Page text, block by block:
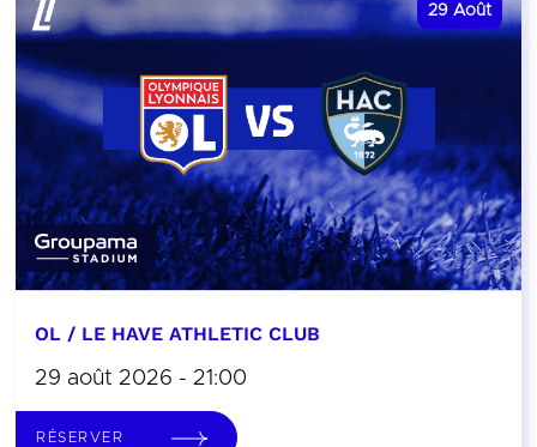
29 Août
OL / LE HAVE ATHLETIC CLUB
29 août 2026 - 21:00
RÉSERVER